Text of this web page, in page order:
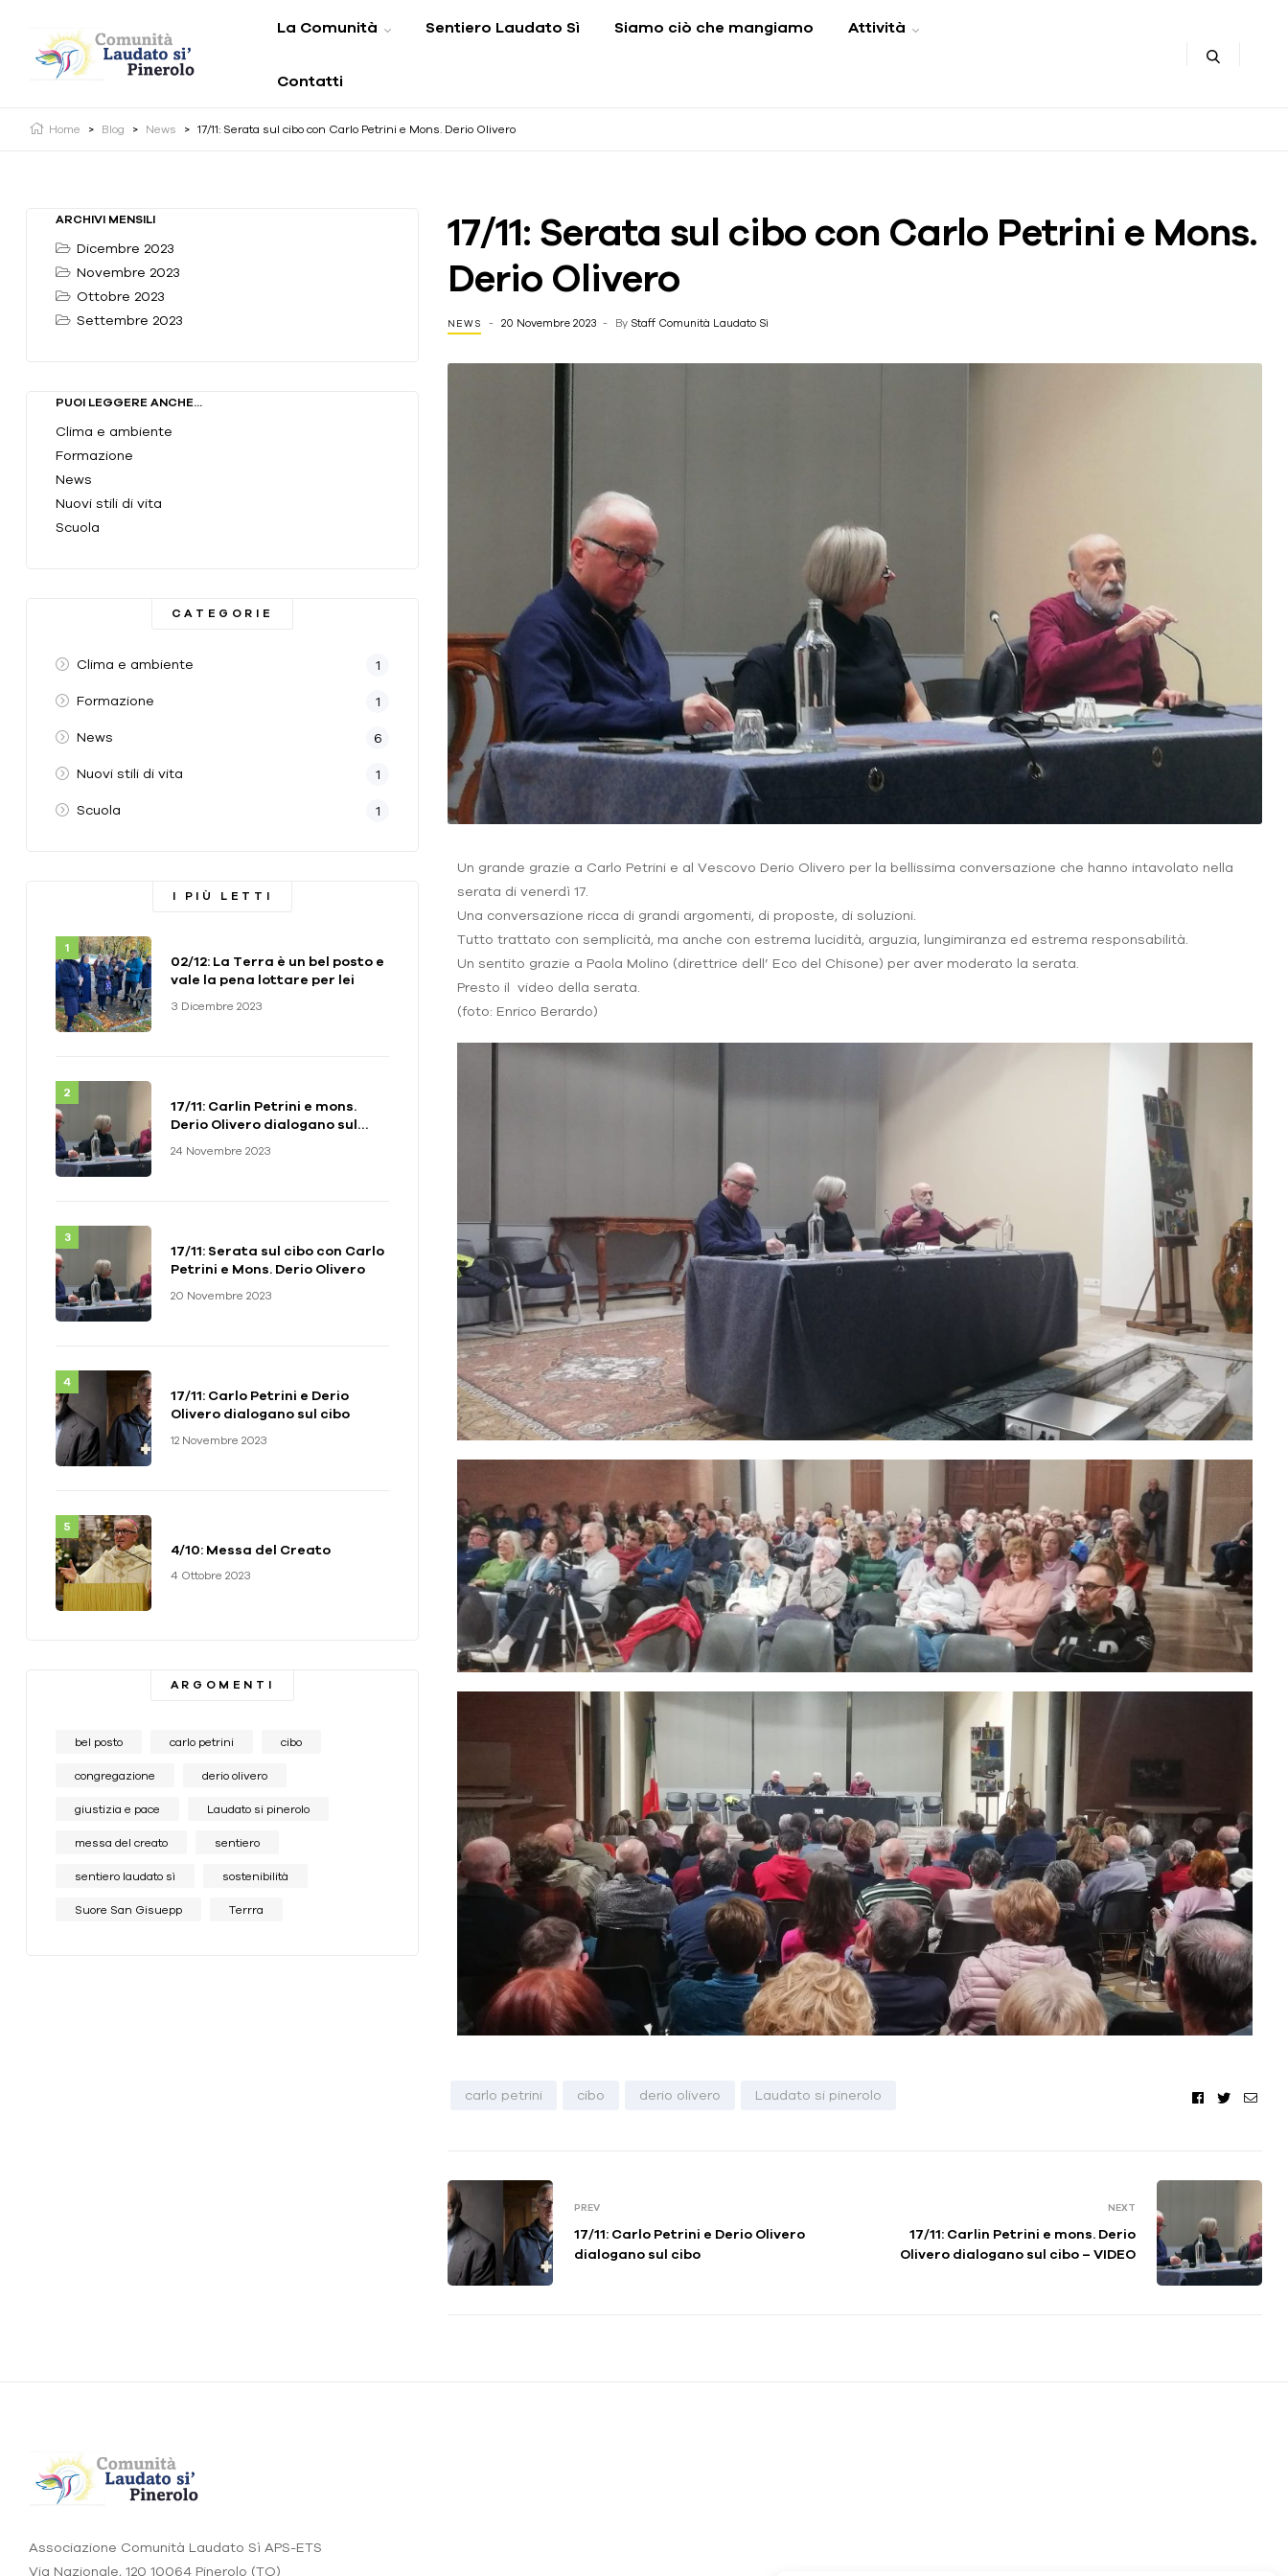
La Comunità Sentiero Laudato Sì Siamo ciò che mangiamo Attività
Contatti
Home > Blog > News > 17/11: Serata sul cibo con Carlo Petrini e Mons. Derio Olivero
17/11: Serata sul cibo con Carlo Petrini e Mons.
Derio Olivero
NEWS 20 Novembre 2023 By Staff Comunità Laudato Sì
Un grande grazie a Carlo Petrini e al Vescovo Derio Olivero per la bellissima conversazione che hanno intavolato nella
serata di venerdì 17.
Una conversazione ricca di grandi argomenti, di proposte, di soluzioni.
Tutto trattato con semplicità, ma anche con estrema lucidità, arguzia, lungimiranza ed estrema responsabilità.
Un sentito grazie a Paola Molino (direttrice dell’ Eco del Chisone) per aver moderato la serata.
Presto il video della serata.
(foto: Enrico Berardo)
carlo petrini cibo derio olivero Laudato si pinerolo Facebook
Twitter
PREV
17/11: Carlo Petrini e Derio Olivero
dialogano sul cibo
NEXT
17/11: Carlin Petrini e mons. Derio
Olivero dialogano sul cibo – VIDEO
ARCHIVI MENSILI
Dicembre 2023
Novembre 2023
Ottobre 2023
Settembre 2023
PUOI LEGGERE ANCHE...
Clima e ambiente
Formazione
News
Nuovi stili di vita
Scuola
CATEGORIE
Clima e ambiente 1
Formazione 1
News 6
Nuovi stili di vita 1
Scuola 1
I PIÙ LETTI
02/12: La Terra è un bel posto e
vale la pena lottare per lei
3 Dicembre 2023
17/11: Carlin Petrini e mons.
Derio Olivero dialogano sul
24 Novembre 2023
17/11: Serata sul cibo con Carlo
Petrini e Mons. Derio Olivero
20 Novembre 2023
17/11: Carlo Petrini e Derio
Olivero dialogano sul cibo
12 Novembre 2023
4/10: Messa del Creato
4 Ottobre 2023
ARGOMENTI
bel posto carlo petrini cibo
congregazione derio olivero
giustizia e pace Laudato si pinerolo
messa del creato sentiero
sentiero laudato sì sostenibilità
Suore San Gisuepp Terrra
Associazione Comunità Laudato Sì APS-ETS
Via Nazionale, 120 10064 Pinerolo (TO)